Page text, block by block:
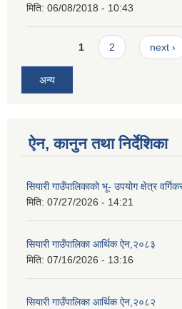
मिति: 06/08/2018 - 10:43
Pages1 2 next ›
अन्य
ऐन, कानुन तथा निर्देशिका
सियारी गाउँपालिकाको भू- उपयोग क्षेत्र
मिति: 07/27/2026 - 14:21
सियारी गाउँपालिका आर्थिक ऐन,२०८३
मिति: 07/16/2026 - 13:16
सियारी गाउँपालिका आर्थिक ऐन,२०८२